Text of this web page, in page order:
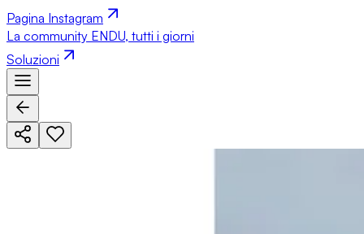
Pagina Instagram
La community ENDU, tutti i giorni
Soluzioni